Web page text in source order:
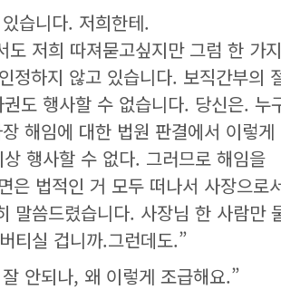
습니다. 저희한테.
저희 따져묻고싶지만 그럼 한 가
정하지 않고 있습니다. 보직간부의
도 행사할 수 없습니다. 당신은. 누
해임에 대한 법원 판결에서 이렇게
행사할 수 없다. 그러므로 해임을
은 법적인 거 모두 떠나서 사장으로
말씀드렸습니다. 사장님 한 사람만
티실 겁니까.그런데도.”
안되나, 왜 이렇게 조급해요.”